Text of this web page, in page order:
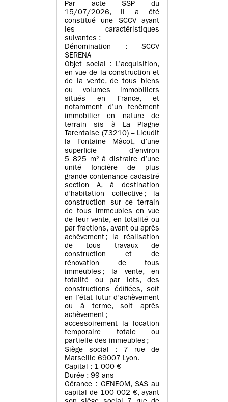
Par acte SSP du
15/07/2026, il a été
constitué une SCCV ayant
les caractéristiques
suivantes :
Dénomination : SCCV
SERENA
Objet social : L’acquisition,
en vue de la construction et
de la vente, de tous biens
ou volumes immobiliers
situés en France, et
notamment d’un tenèment
immobilier en nature de
terrain sis à La Plagne
Tarentaise (73210) – Lieudit
la Fontaine Mâcot, d’une
superficie d’environ
5 825 m² à distraire d’une
unité foncière de plus
grande contenance cadastré
section A, à destination
d’habitation collective ; la
construction sur ce terrain
de tous immeubles en vue
de leur vente, en totalité ou
par fractions, avant ou après
achèvement ; la réalisation
de tous travaux de
construction et de
rénovation de tous
immeubles ; la vente, en
totalité ou par lots, des
constructions édifiées, soit
en l’état futur d’achèvement
ou à terme, soit après
achèvement ;
accessoirement la location
temporaire totale ou
partielle des immeubles ;
Siège social : 7 rue de
Marseille 69007 Lyon.
Capital : 1 000 €
Durée : 99 ans
Gérance : GENEOM, SAS au
capital de 100 002 €, ayant